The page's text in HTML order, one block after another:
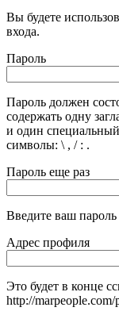
Вы будете
входа.
Пароль
Пароль должен
содержать одну
и один
символы: \ , / : .
Пароль еще раз
Введите ваш
Адрес профиля
Это будет в конце
http://